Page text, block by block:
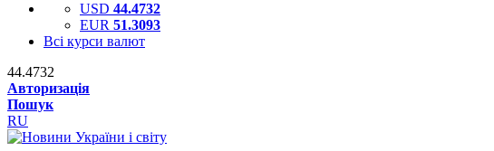
USD 44.4732
EUR 51.3093
Всі курси валют
44.4732
Авторизація
Пошук
RU